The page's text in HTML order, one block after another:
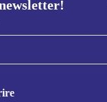
les informations sur
de confidentialité